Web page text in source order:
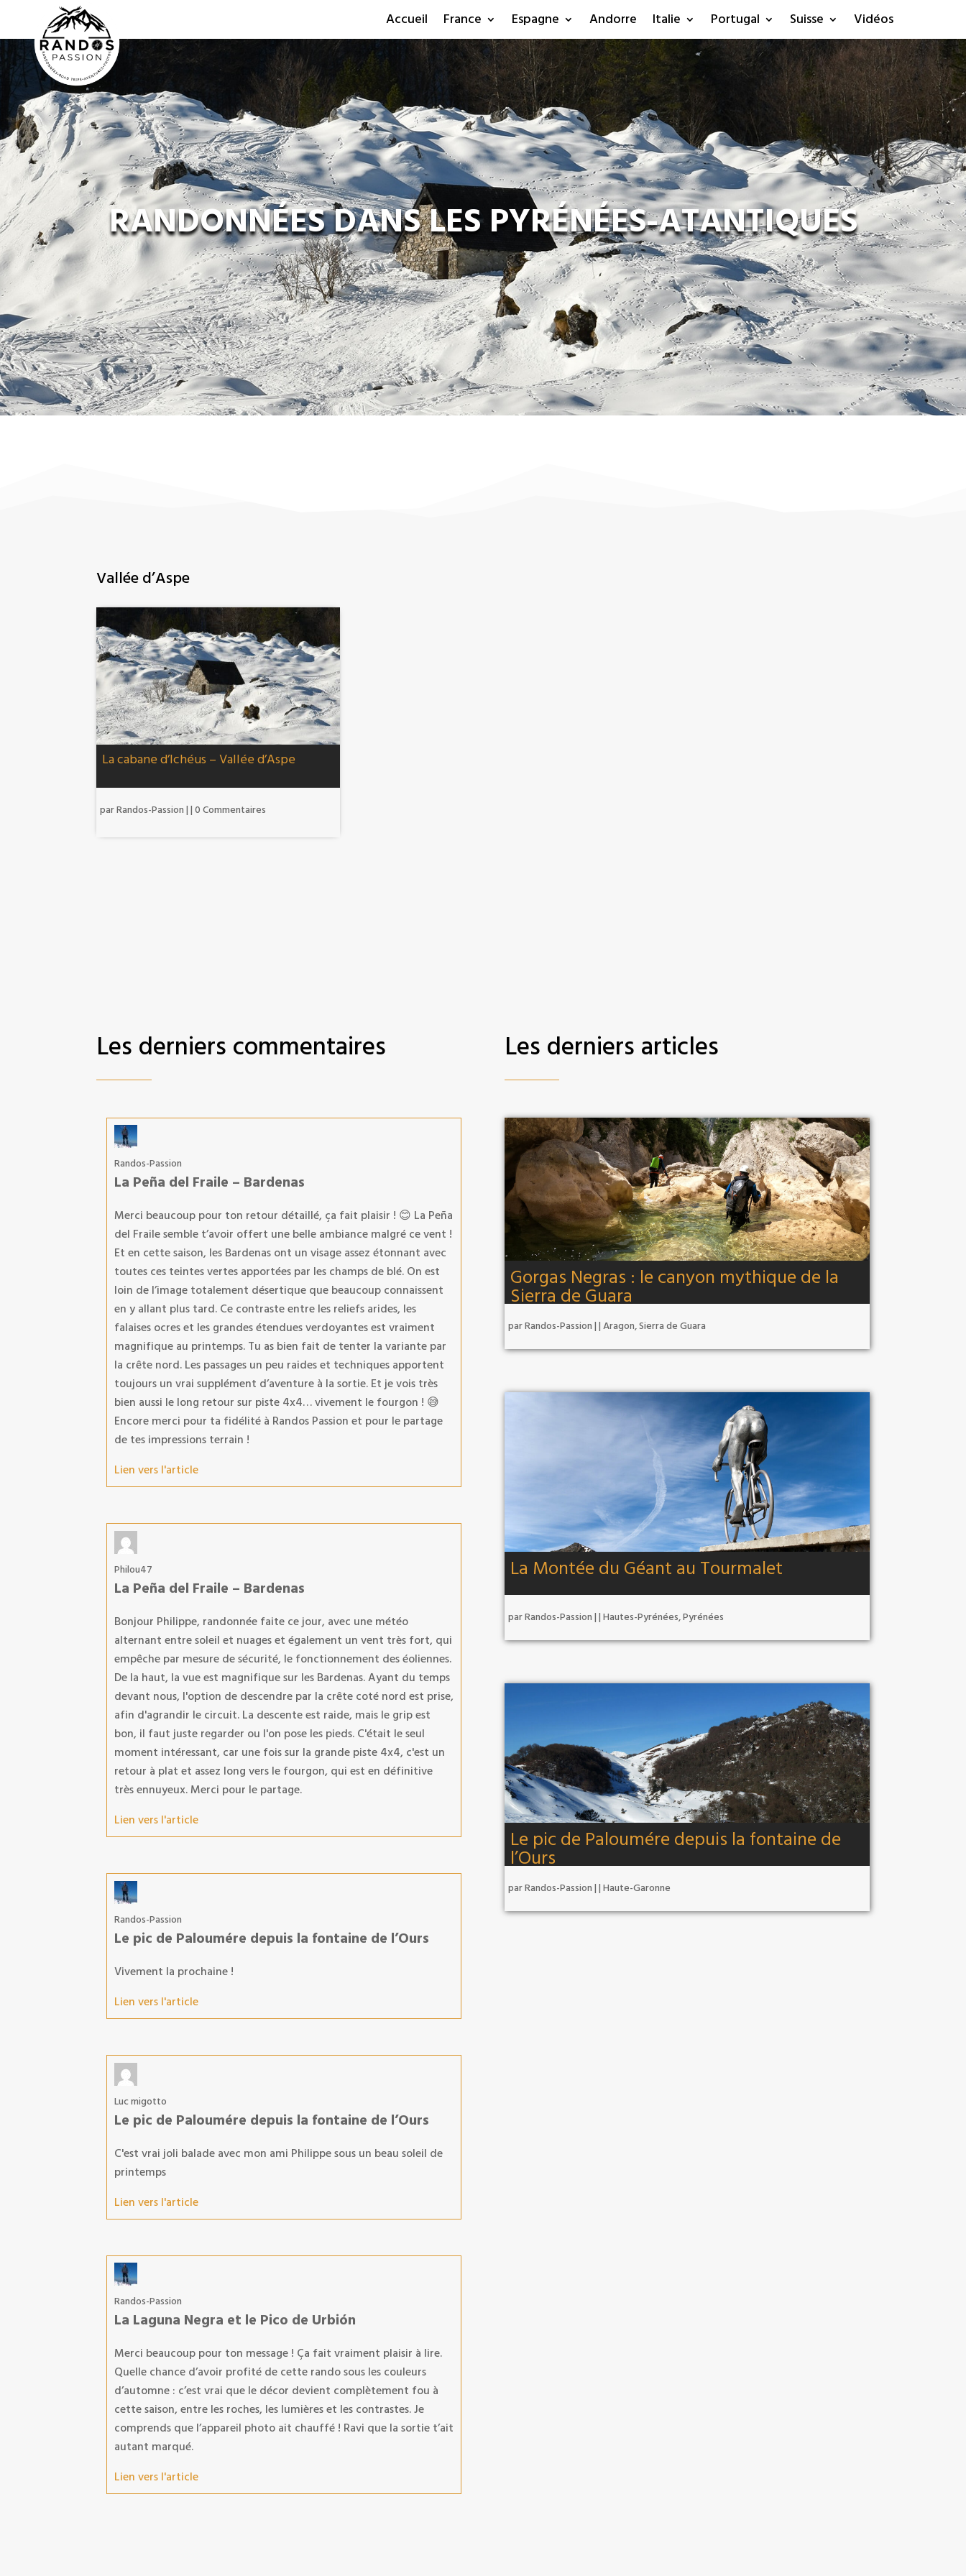
Accueil France Espagne Andorre Italie Portugal Suisse Vidéos
RANDONNÉES DANS LES PYRÉNÉES-ATANTIQUES
Vallée d’Aspe
La cabane d’Ichéus – Vallée d’Aspe
parRandos-Passion || 0 Commentaires
Les derniers commentaires
Randos-Passion
La Peña del Fraile – Bardenas
Merci beaucoup pour ton retour détaillé, ça fait plaisir ! 😊 La Peña
del Fraile semble t’avoir offert une belle ambiance malgré ce vent !
Et en cette saison, les Bardenas ont un visage assez étonnant avec
toutes ces teintes vertes apportées par les champs de blé. On est
loin de l’image totalement désertique que beaucoup connaissent
en y allant plus tard. Ce contraste entre les reliefs arides, les
falaises ocres et les grandes étendues verdoyantes est vraiment
magnifique au printemps. Tu as bien fait de tenter la variante par
la crête nord. Les passages un peu raides et techniques apportent
toujours un vrai supplément d’aventure à la sortie. Et je vois très
bien aussi le long retour sur piste 4x4… vivement le fourgon ! 😅
Encore merci pour ta fidélité à Randos Passion et pour le partage
de tes impressions terrain !
Lien vers l'article
Philou47
La Peña del Fraile – Bardenas
Bonjour Philippe, randonnée faite ce jour, avec une météo
alternant entre soleil et nuages et également un vent très fort, qui
empêche par mesure de sécurité, le fonctionnement des éoliennes.
De la haut, la vue est magnifique sur les Bardenas. Ayant du temps
devant nous, l'option de descendre par la crête coté nord est prise,
afin d'agrandir le circuit. La descente est raide, mais le grip est
bon, il faut juste regarder ou l'on pose les pieds. C'était le seul
moment intéressant, car une fois sur la grande piste 4x4, c'est un
retour à plat et assez long vers le fourgon, qui est en définitive
très ennuyeux. Merci pour le partage.
Lien vers l'article
Randos-Passion
Le pic de Paloumére depuis la fontaine de l’Ours
Vivement la prochaine !
Lien vers l'article
Luc migotto
Le pic de Paloumére depuis la fontaine de l’Ours
C'est vrai joli balade avec mon ami Philippe sous un beau soleil de
printemps
Lien vers l'article
Randos-Passion
La Laguna Negra et le Pico de Urbión
Merci beaucoup pour ton message ! Ça fait vraiment plaisir à lire.
Quelle chance d’avoir profité de cette rando sous les couleurs
d’automne : c’est vrai que le décor devient complètement fou à
cette saison, entre les roches, les lumières et les contrastes. Je
comprends que l’appareil photo ait chauffé ! Ravi que la sortie t’ait
autant marqué.
Lien vers l'article
Les derniers articles
Gorgas Negras : le canyon mythique de la
Sierra de Guara
parRandos-Passion | | Aragon,Sierra de Guara
La Montée du Géant au Tourmalet
parRandos-Passion | | Hautes-Pyrénées,Pyrénées
Le pic de Paloumére depuis la fontaine de
l’Ours
parRandos-Passion | | Haute-Garonne